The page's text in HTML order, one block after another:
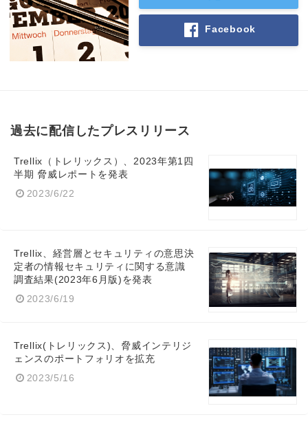
Facebook
過去に配信したプレスリリース
Trellix（トレリックス）、2023年第1四
半期 脅威レポートを発表
2023/6/22
Trellix、経営層とセキュリティの意思決
定者の情報セキュリティに関する意識
調査結果(2023年6月版)を発表
2023/6/19
Trellix(トレリックス)、脅威インテリジ
ェンスのポートフォリオを拡充
2023/5/16